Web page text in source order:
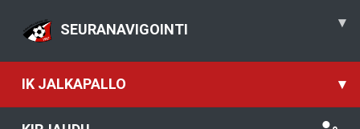
SEURANAVIGOINTI ▾
IK JALKAPALLO ▾